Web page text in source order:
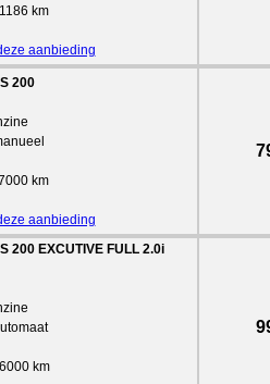
km
aanbieding
200
km
aanbieding
200 EXCUTIVE FULL 2.0i
km